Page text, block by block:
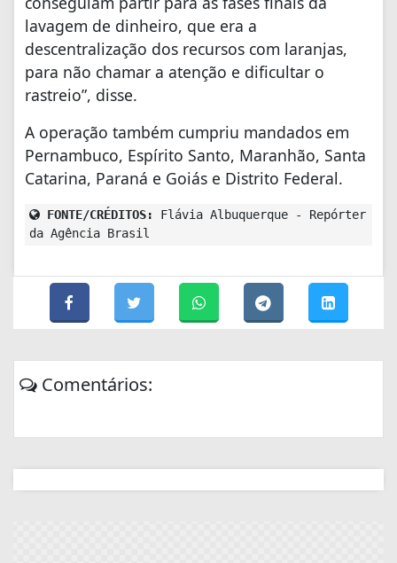
lavagem de dinheiro, que era a
descentralização dos recursos com laranjas,
para não chamar a atenção e dificultar o
rastreio”, disse.
A operação também cumpriu mandados em
Pernambuco, Espírito Santo, Maranhão, Santa
Catarina, Paraná e Goiás e Distrito Federal.
FONTE/CRÉDITOS:
Flávia Albuquerque - Repórter
da Agência Brasil
Comentários: